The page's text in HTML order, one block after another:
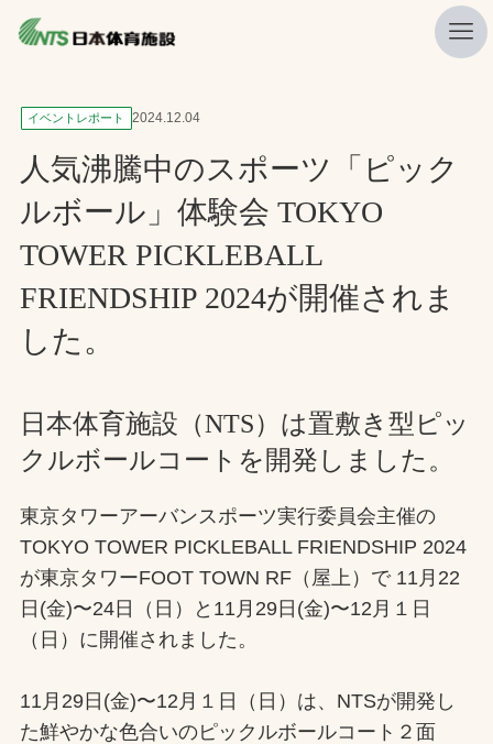
私たちの強み
ニュース
プレスリリース
レポート
製品・サービス一覧
施工・管理実績一覧
採用情報
検索
お問合せ
お取引先の皆様へ
プライバシーポリシー
ソーシャルメディアポリシー
イベントレポート 2024.12.04
人気沸騰中のスポーツ「ピック
ルボール」体験会 TOKYO
TOWER PICKLEBALL
FRIENDSHIP 2024が開催されま
した。
日本体育施設（NTS）は置敷き型ピッ
クルボールコートを開発しました。
東京タワーアーバンスポーツ実行委員会主催の
TOKYO TOWER PICKLEBALL FRIENDSHIP 2024
が東京タワーFOOT TOWN RF（屋上）で 11月22
日(金)〜24日（日）と11月29日(金)〜12月１日
（日）に開催されました。
11月29日(金)〜12月１日（日）は、NTSが開発し
た鮮やかな色合いのピックルボールコート２面